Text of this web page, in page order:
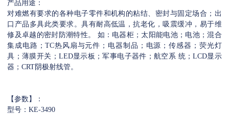
产品用途：
对难燃有要求的各种电子零件和机构的粘结、密封与固定场合；出
口产品多具此类要求。具有耐高低温，抗老化，吸震缓冲，易于维
修及卓越的密封防潮特性。 如：电器柜；太阳能电池；电池；混合
集成电路；TC热风扇与元件；电器制品；电源；传感器；荧光灯
具；薄膜开关；LED显示板；军事电子器件；航空系 统；LCD显示
器；CRT阴极射线管。
【参数】：
型号：KE-3490